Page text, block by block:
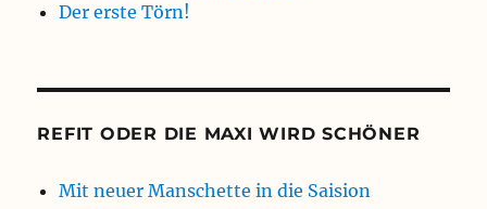
Der erste Törn!
REFIT ODER DIE MAXI WIRD SCHÖNER
Mit neuer Manschette in die Saision